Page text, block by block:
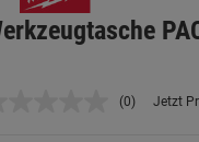
Kein
(0) Jetzt